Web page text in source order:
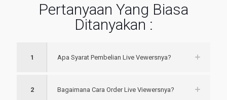
Pertanyaan Yang Biasa
Ditanyakan :
1 Apa Syarat Pembelian Live Vewersnya?
2 Bagaimana Cara Order Live Viewersnya?